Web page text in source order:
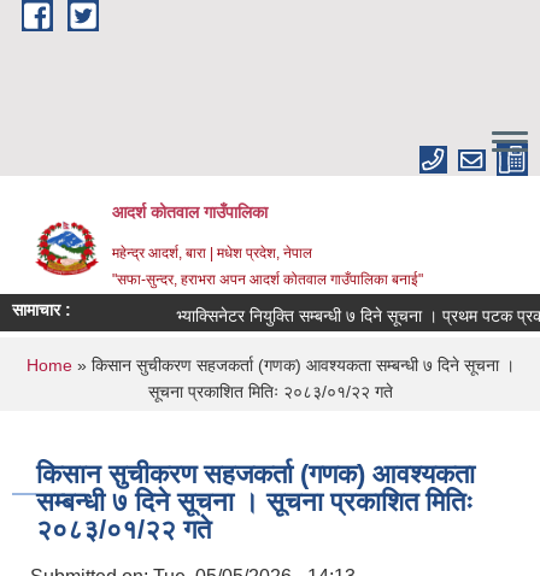
Skip to main content
आदर्श कोतवाल गाउँपालिका
महेन्द्र आदर्श, बारा | मधेश प्रदेश, नेपाल
"सफा-सुन्दर, हराभरा अपन आदर्श कोतवाल गाउँपालिका बनाई"
सामाचार : भ्याक्सिनेटर नियुक्ति सम्बन्धी ७ दिने सूचना । प्रथम पटक
You are here
Home» किसान सुचीकरण सहजकर्ता (गणक) आवश्यकता सम्बन्धी ७ दिने सूचना ।
सूचना प्रकाशित मितिः २०८३/०१/२२ गते
किसान सुचीकरण सहजकर्ता (गणक) आवश्यकता
सम्बन्धी ७ दिने सूचना । सूचना प्रकाशित मितिः
२०८३/०१/२२ गते